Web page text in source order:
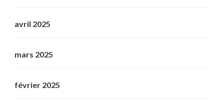
avril 2025
mars 2025
février 2025